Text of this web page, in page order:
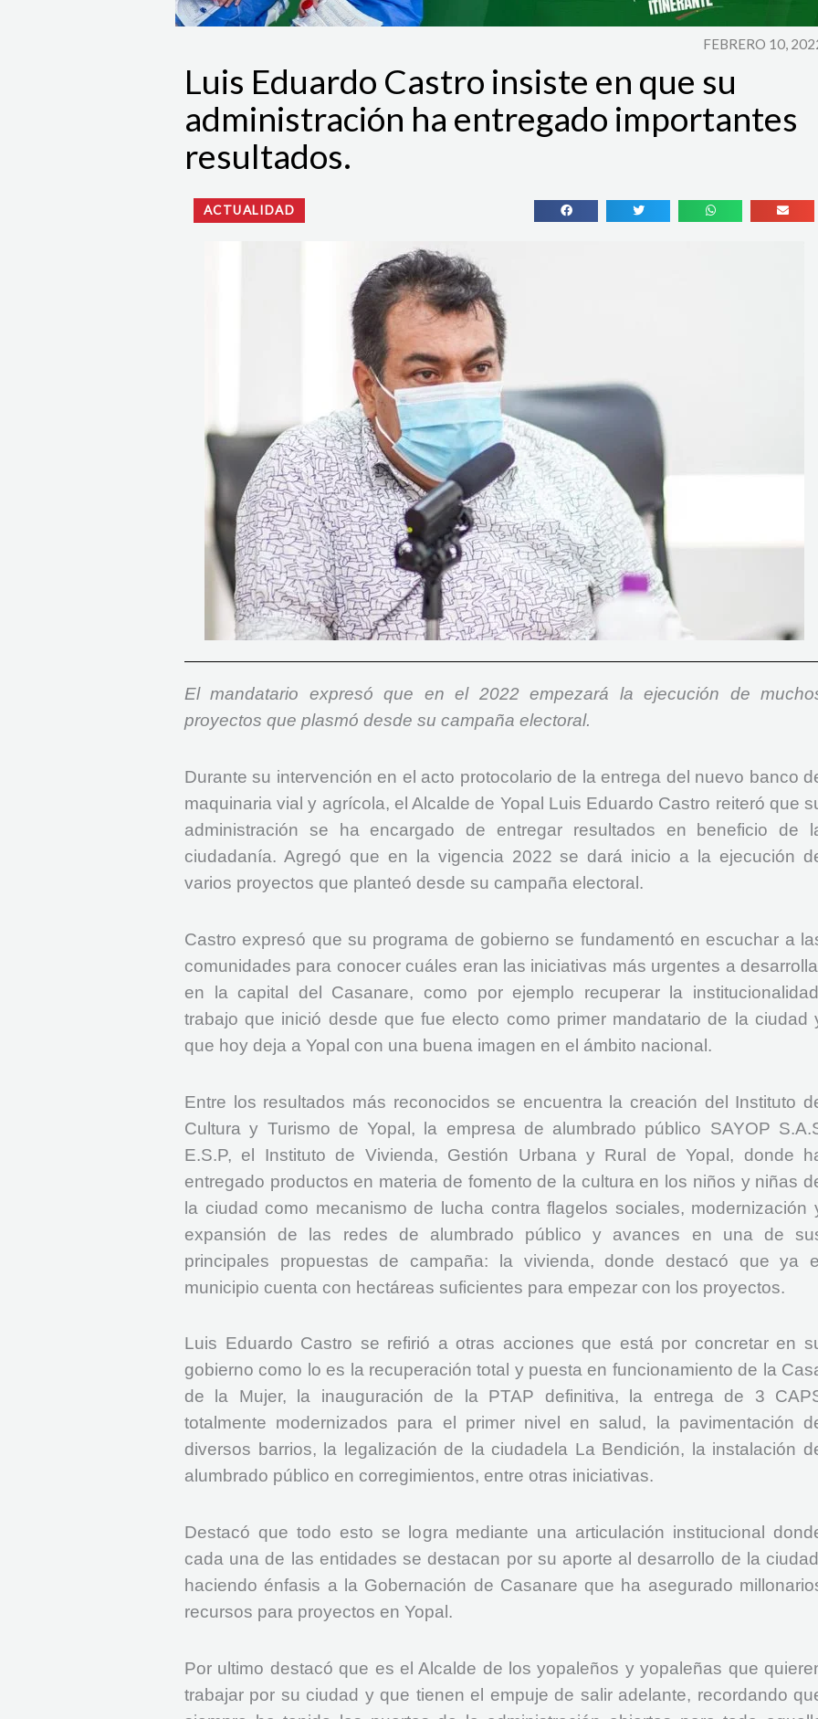
FEBRERO 10,
Luis Eduardo Castro insiste en que su
administración ha entregado importantes
resultados.
ACTUALIDAD
El mandatario expresó que en el 2022 empezará la ejecución de
proyectos que plasmó desde su campaña electoral.
Durante su intervención en el acto protocolario de la entrega del nuevo banco
maquinaria vial y agrícola, el Alcalde de Yopal Luis Eduardo Castro reiteró que
administración se ha encargado de entregar resultados en beneficio de
ciudadanía. Agregó que en la vigencia 2022 se dará inicio a la ejecución
varios proyectos que planteó desde su campaña electoral.
Castro expresó que su programa de gobierno se fundamentó en escuchar a
comunidades para conocer cuáles eran las iniciativas más urgentes a
en la capital del Casanare, como por ejemplo recuperar la
trabajo que inició desde que fue electo como primer mandatario de la ciudad
que hoy deja a Yopal con una buena imagen en el ámbito nacional.
Entre los resultados más reconocidos se encuentra la creación del Instituto
Cultura y Turismo de Yopal, la empresa de alumbrado público SAYOP
E.S.P, el Instituto de Vivienda, Gestión Urbana y Rural de Yopal, donde
entregado productos en materia de fomento de la cultura en los niños y niñas
la ciudad como mecanismo de lucha contra flagelos sociales, modernización
expansión de las redes de alumbrado público y avances en una de
principales propuestas de campaña: la vivienda, donde destacó que ya
municipio cuenta con hectáreas suficientes para empezar con los proyectos.
Luis Eduardo Castro se refirió a otras acciones que está por concretar en
gobierno como lo es la recuperación total y puesta en funcionamiento de la
de la Mujer, la inauguración de la PTAP definitiva, la entrega de 3
totalmente modernizados para el primer nivel en salud, la pavimentación
diversos barrios, la legalización de la ciudadela La Bendición, la instalación
alumbrado público en corregimientos, entre otras iniciativas.
Destacó que todo esto se logra mediante una articulación institucional
cada una de las entidades se destacan por su aporte al desarrollo de la
haciendo énfasis a la Gobernación de Casanare que ha asegurado
recursos para proyectos en Yopal.
Por ultimo destacó que es el Alcalde de los yopaleños y yopaleñas que
trabajar por su ciudad y que tienen el empuje de salir adelante, recordando